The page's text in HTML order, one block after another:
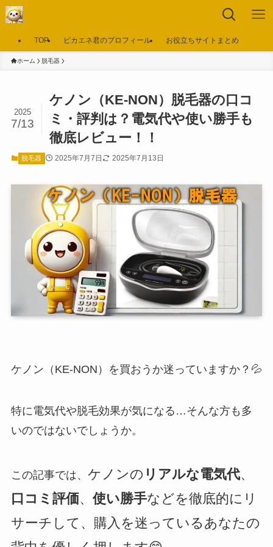
TOP ピカエネ君のプロフィール お役立ちサイトまとめ
ホーム 脱毛器
ケノン（KE-NON）脱毛器の口コ
ミ・評判は？電気代や使い勝手も
徹底レビュー！！
2025
7/13
脱毛器 2025年7月7日 2025年7月13日
ケノン（KE-NON）を買おうか迷っていますか？💦
特に電気代や脱毛効果が気になる…そんな方も多
いのではないでしょうか。
この記事では、 ケノンの リアルな電気代、
口コミ評価、 使い勝手などを徹底的にリ
サーチして、購入を迷っているあなたの